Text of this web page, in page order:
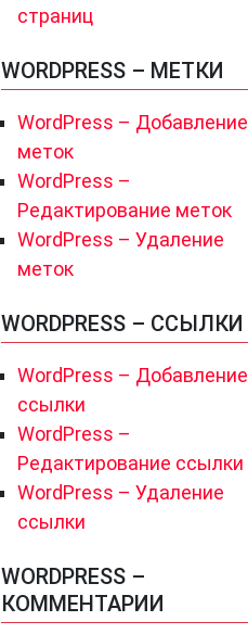
страниц
WORDPRESS – МЕТКИ
WordPress – Добавление
меток
WordPress –
Редактирование меток
WordPress – Удаление
меток
WORDPRESS – ССЫЛКИ
WordPress – Добавление
ссылки
WordPress –
Редактирование ссылки
WordPress – Удаление
ссылки
WORDPRESS –
КОММЕНТАРИИ